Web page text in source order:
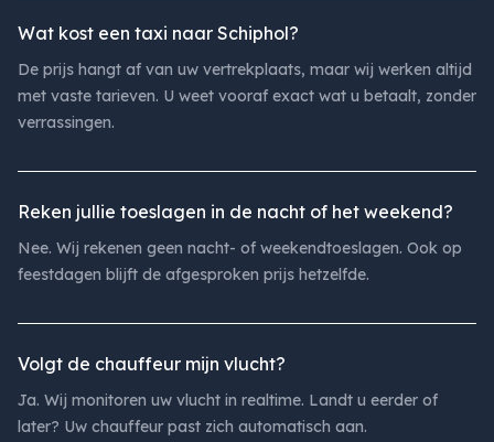
Wat kost een taxi naar Schiphol?
De prijs hangt af van uw vertrekplaats, maar wij werken altijd
met vaste tarieven. U weet vooraf exact wat u betaalt, zonder
verrassingen.
Reken jullie toeslagen in de nacht of het weekend?
Nee. Wij rekenen geen nacht- of weekendtoeslagen. Ook op
feestdagen blijft de afgesproken prijs hetzelfde.
Volgt de chauffeur mijn vlucht?
Ja. Wij monitoren uw vlucht in realtime. Landt u eerder of
later? Uw chauffeur past zich automatisch aan.